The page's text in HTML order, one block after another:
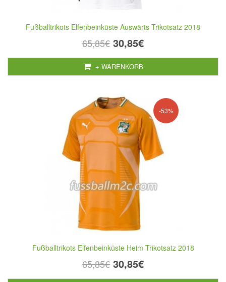
Fußballtrikots Elfenbeinküste Auswärts Trikotsatz 2018
65,85€ 30,85€
+ WARENKORB
-53%
Fußballtrikots Elfenbeinküste Heim Trikotsatz 2018
65,85€ 30,85€